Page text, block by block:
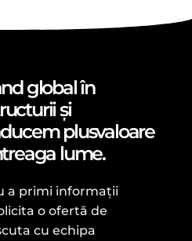
global în
și
plusvaloare
lume.
a primi informații
o ofertă de
cu echipa